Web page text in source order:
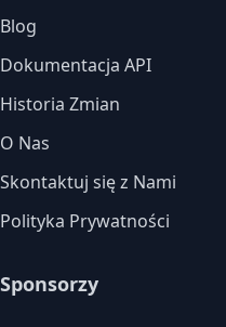
Blog
Dokumentacja API
Historia Zmian
O Nas
Skontaktuj się z Nami
Polityka Prywatności
Sponsorzy